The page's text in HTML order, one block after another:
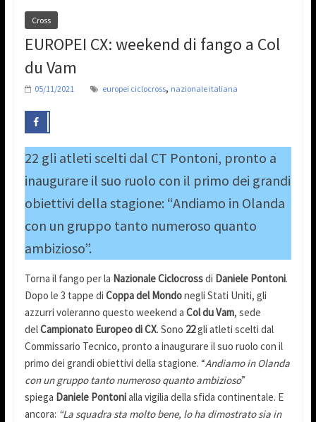
Cross
EUROPEI CX: weekend di fango a Col
du Vam
05/11/2021 europei ciclocross, nazionale italiana
22 gli atleti scelti dal CT Pontoni, pronto a
inaugurare il suo ruolo con il primo dei grandi
obiettivi della stagione: “Andiamo in Olanda
con un gruppo tanto numeroso quanto
ambizioso”.
Torna il fango per la Nazionale Ciclocrossdi Daniele Pontoni.
Dopo le 3 tappe di Coppa del Mondonegli Stati Uniti, gli
azzurri voleranno questo weekend a Col du Vam, sede
delCampionato Europeo di CX. Sono 22gli atleti scelti dal
Commissario Tecnico, pronto a inaugurare il suo ruolo con il
primo dei grandi obiettivi della stagione. “Andiamo in Olanda
con un gruppo tanto numeroso quanto ambizioso”
spiega Daniele Pontonialla vigilia della sfida continentale. E
ancora: “La squadra sta molto bene, lo ha dimostrato sia in